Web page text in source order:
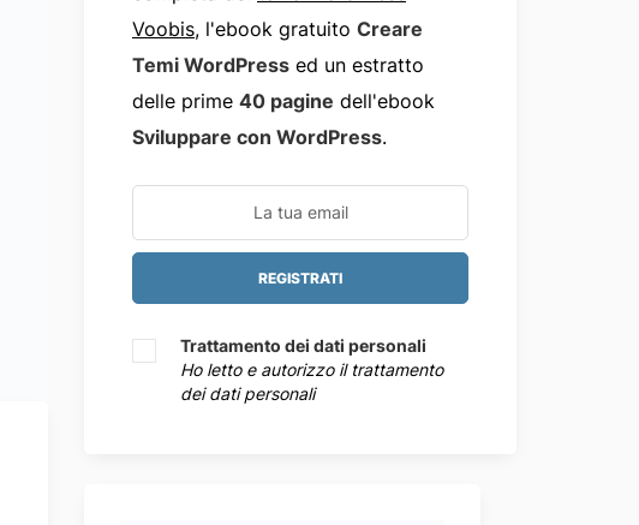
Voobis, l'ebook gratuito Creare
Temi WordPress ed un estratto
delle prime 40 pagine dell'ebook
Sviluppare con WordPress.
Trattamento dei dati personali
Ho letto e autorizzo il trattamento
dei dati personali